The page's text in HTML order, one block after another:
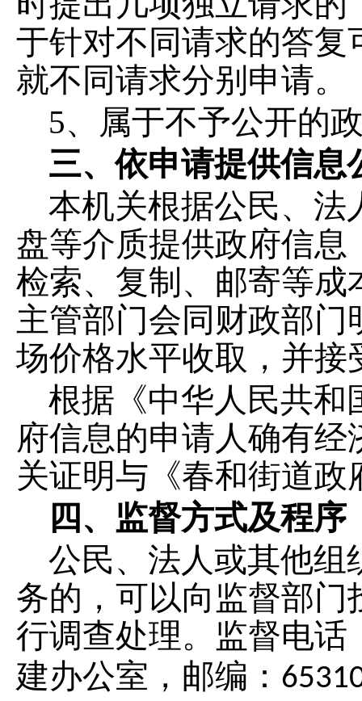
于针对不同请求的答
就不同请求分别申请。
5、属于不予公开的
三、依申请提供信息
本机关根据公民、法
盘等介质提供政府信
检索、复制、邮寄等
主管部门会同财政部
场价格水平收取，并
根据《中华人民共和
府信息的申请人确有
关证明与《春和街道
四、监督方式及程序
公民、法人或其他组
务的，可以向监督部
行调查处理。监督电话
建办公室，邮编：